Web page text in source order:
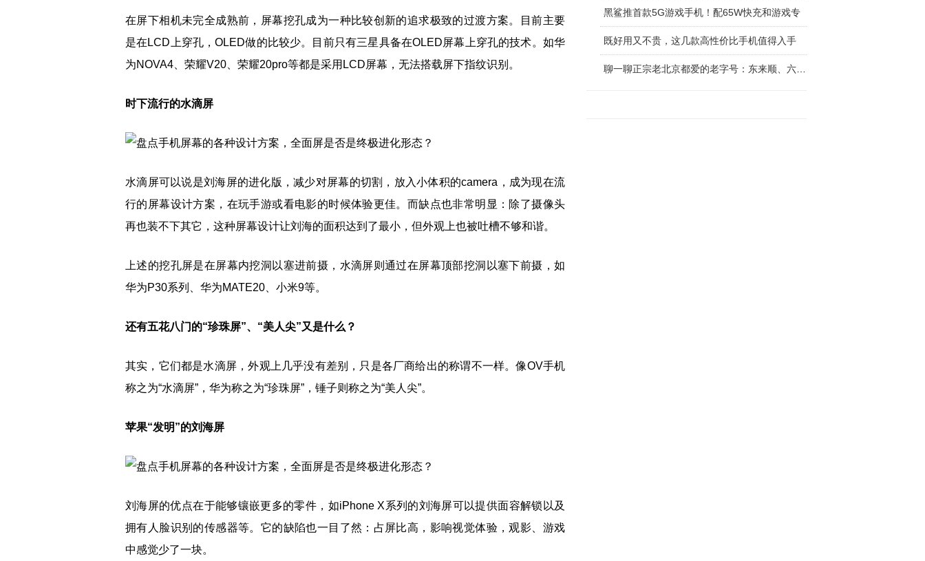
在屏下相机未完全成熟前，屏幕挖孔成为一种比较创新的追求极致的过渡方案。目前主要
是在LCD上穿孔，OLED做的比较少。目前只有三星具备在OLED屏幕上穿孔的技术。如华
为NOVA4、荣耀V20、荣耀20pro等都是采用LCD屏幕，无法搭载屏下指纹识别。
时下流行的水滴屏
水滴屏可以说是刘海屏的进化版，减少对屏幕的切割，放入小体积的camera，成为现在流
行的屏幕设计方案，在玩手游或看电影的时候体验更佳。而缺点也非常明显：除了摄像头
再也装不下其它，这种屏幕设计让刘海的面积达到了最小，但外观上也被吐槽不够和谐。
上述的挖孔屏是在屏幕内挖洞以塞进前摄，水滴屏则通过在屏幕顶部挖洞以塞下前摄，如
华为P30系列、华为MATE20、小米9等。
还有五花八门的“珍珠屏”、“美人尖”又是什么？
其实，它们都是水滴屏，外观上几乎没有差别，只是各厂商给出的称谓不一样。像OV手机
称之为“水滴屏”，华为称之为“珍珠屏”，锤子则称之为“美人尖”。
苹果“发明”的刘海屏
刘海屏的优点在于能够镶嵌更多的零件，如iPhone X系列的刘海屏可以提供面容解锁以及
拥有人脸识别的传感器等。它的缺陷也一目了然：占屏比高，影响视觉体验，观影、游戏
中感觉少了一块。
黑鲨推首款5G游戏手机！配65W快充和游戏专
既好用又不贵，这几款高性价比手机值得入手